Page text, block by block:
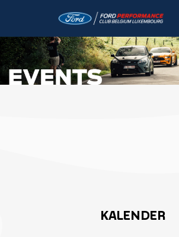
KALENDER